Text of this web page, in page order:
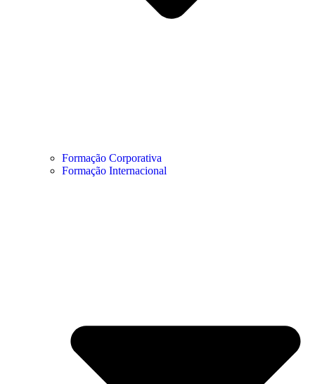
Formação Corporativa
Formação Internacional